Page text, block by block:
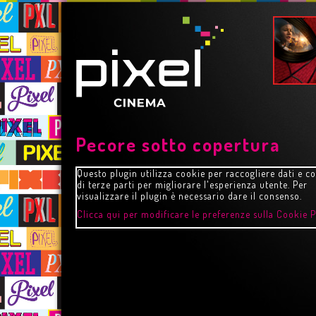
Pecore sotto copertura
Questo plugin utilizza cookie per raccogliere dati e
di terze parti per migliorare l'esperienza utente. Per
visualizzare il plugin è necessario dare il consenso.
Clicca qui per modificare le preferenze sulla Cookie